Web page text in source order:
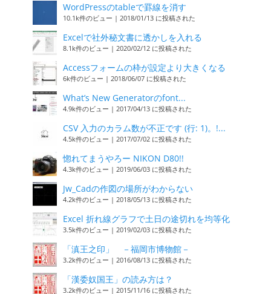
WordPressのtableで罫線を消す
10.1k件のビュー | 2018/01/13 に投稿された
Excelで社外秘文書に透かしを入れる
8.1k件のビュー | 2020/02/12 に投稿された
Accessフォームの枠が設定より大きくなる
6k件のビュー | 2018/06/07 に投稿された
What’s New Generatorのfont...
4.9k件のビュー | 2017/04/13 に投稿された
CSV 入力のカラム数が不正です (行: 1)。!...
4.5k件のビュー | 2017/07/02 に投稿された
惚れてまうやろー NIKON D80!!
4.3k件のビュー | 2019/06/03 に投稿された
Jw_Cadの作図の場所がわからない
4.2k件のビュー | 2018/05/13 に投稿された
Excel 折れ線グラフで土日の途切れを均等化
3.5k件のビュー | 2019/02/03 に投稿された
「滇王之印」 －福岡市博物館－
3.2k件のビュー | 2016/08/13 に投稿された
「漢委奴国王」の読み方は？
3.2k件のビュー | 2015/11/16 に投稿された